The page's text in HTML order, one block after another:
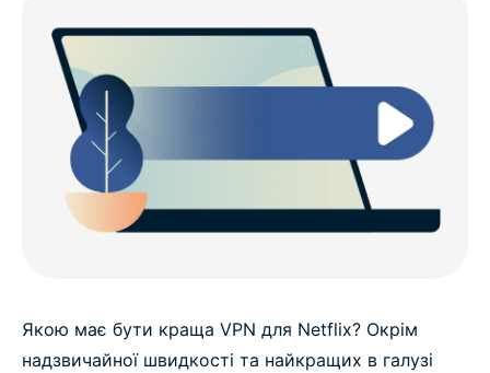
Якою має бути краща VPN для Netflix? Окрім
надзвичайної швидкості та найкращих в галузі